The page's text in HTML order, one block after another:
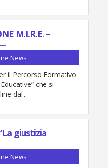
M.I.R.E. –
News
il Percorso Formativo
che si
dal...
giustizia
News